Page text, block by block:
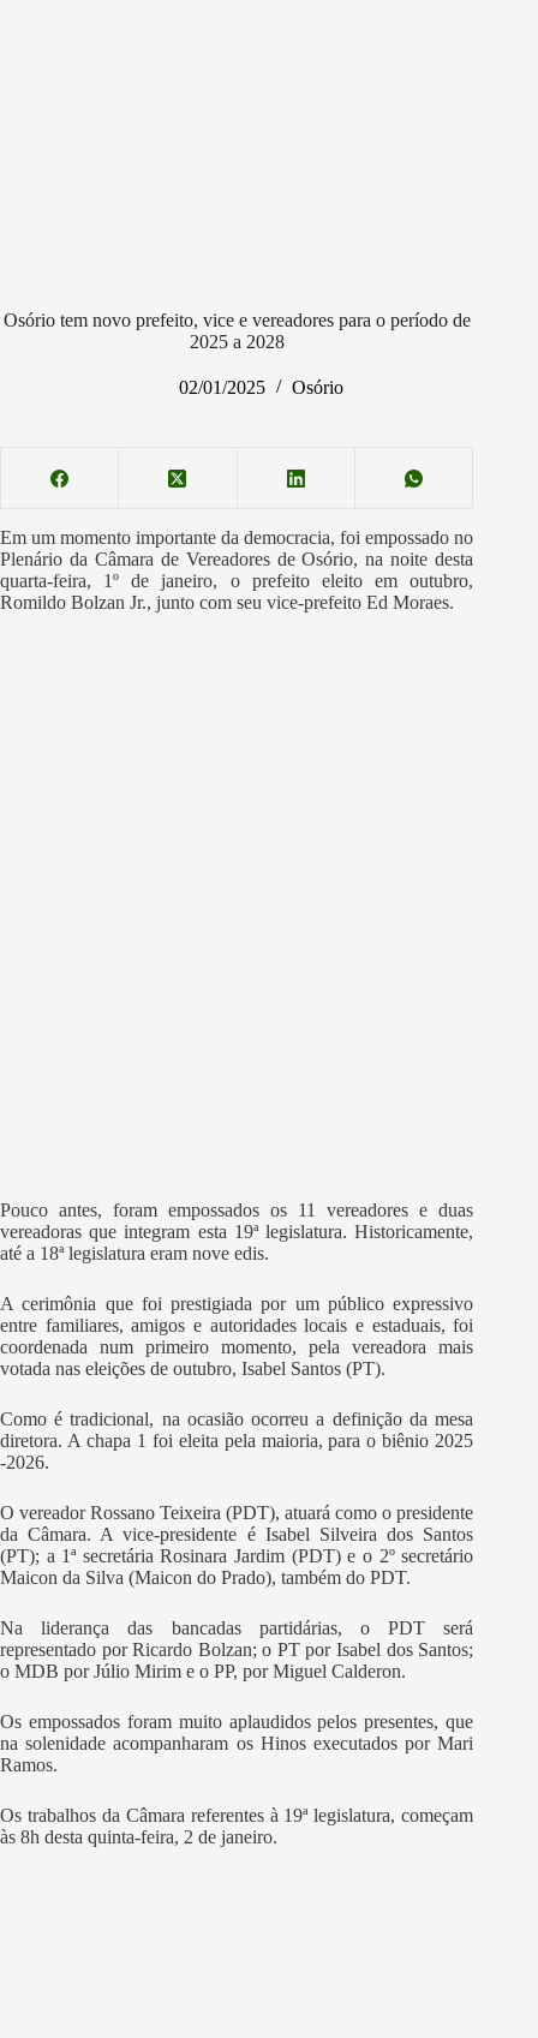
Osório tem novo prefeito, vice e vereadores para o período de
2025 a 2028
02/01/2025 Osório
Em um momento importante da democracia, foi empossado no
Plenário da Câmara de Vereadores de Osório, na noite desta
quarta-feira, 1º de janeiro, o prefeito eleito em outubro,
Romildo Bolzan Jr., junto com seu vice-prefeito Ed Moraes.
Pouco antes, foram empossados os 11 vereadores e duas
vereadoras que integram esta 19ª legislatura. Historicamente,
até a 18ª legislatura eram nove edis.
A cerimônia que foi prestigiada por um público expressivo
entre familiares, amigos e autoridades locais e estaduais, foi
coordenada num primeiro momento, pela vereadora mais
votada nas eleições de outubro, Isabel Santos (PT).
Como é tradicional, na ocasião ocorreu a definição da mesa
diretora. A chapa 1 foi eleita pela maioria, para o biênio 2025
-2026.
O vereador Rossano Teixeira (PDT), atuará como o presidente
da Câmara. A vice-presidente é Isabel Silveira dos Santos
(PT); a 1ª secretária Rosinara Jardim (PDT) e o 2º secretário
Maicon da Silva (Maicon do Prado), também do PDT.
Na liderança das bancadas partidárias, o PDT será
representado por Ricardo Bolzan; o PT por Isabel dos Santos;
o MDB por Júlio Mirim e o PP, por Miguel Calderon.
Os empossados foram muito aplaudidos pelos presentes, que
na solenidade acompanharam os Hinos executados por Mari
Ramos.
Os trabalhos da Câmara referentes à 19ª legislatura, começam
às 8h desta quinta-feira, 2 de janeiro.